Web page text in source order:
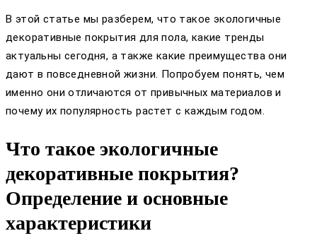
В этой статье мы разберем, что такое экологичные
декоративные покрытия для пола, какие тренды
актуальны сегодня, а также какие преимущества они
дают в повседневной жизни. Попробуем понять, чем
именно они отличаются от привычных материалов и
почему их популярность растет с каждым годом.
Что такое экологичные
декоративные покрытия?
Определение и основные
характеристики